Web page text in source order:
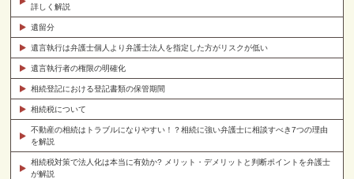
詳しく解説
遺留分
遺言執行は弁護士個人より弁護士法人を指定した方がリスクが低い
遺言執行者の権限の明確化
相続登記における登記書類の保管期間
相続税について
不動産の相続はトラブルになりやすい！？相続に強い弁護士に相談すべき7つの理由
を解説
相続税対策で法人化は本当に有効か? メリット・デメリットと判断ポイントを弁護士
が解説